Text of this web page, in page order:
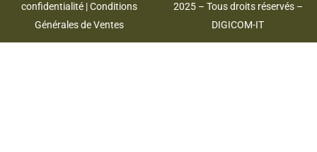
confidentialité |Conditions
Générales de Ventes
2025 – Tous droits réservés –
DIGICOM-IT